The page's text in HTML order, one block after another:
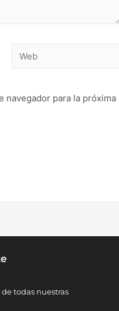
navegador para la próxima
de todas nuestras